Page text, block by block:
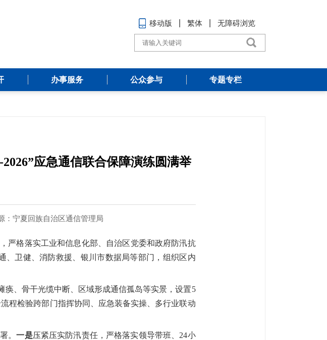
移动版 繁体 无障碍浏览
办事服务 公众参与 专题专栏
应急通信联合保障演练圆满举
： 宁夏回族自治区通信管理局
严格落实工业和信息化部 、自治区党委和政府防汛抗
、卫健、消防救援、银川市数据局等部门，组织区内
痪、骨干光缆中断、区域形成通信孤岛等实景，设置5
程检验跨部门指挥协同、应急装备实操、多行业联动
。一是压紧压实防汛责任，严格落实领导带班、 24小